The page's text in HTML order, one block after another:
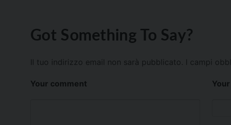
Got Something To Say?
Il tuo indirizzo email non sarà pubblicato. I campi
Your comment